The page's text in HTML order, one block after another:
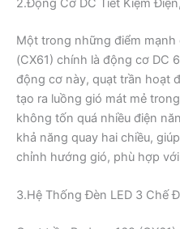
2.Động Cơ DC Tiết Kiệm
Một trong những điểm mạnh
(CX61) chính là động cơ DC
động cơ này, quạt trần hoạt
tạo ra luồng gió mát mẻ
không tốn quá nhiều điện
khả năng quay hai chiều,
chỉnh hướng gió, phù hợp
3.Hệ Thống Đèn LED 3 Chế